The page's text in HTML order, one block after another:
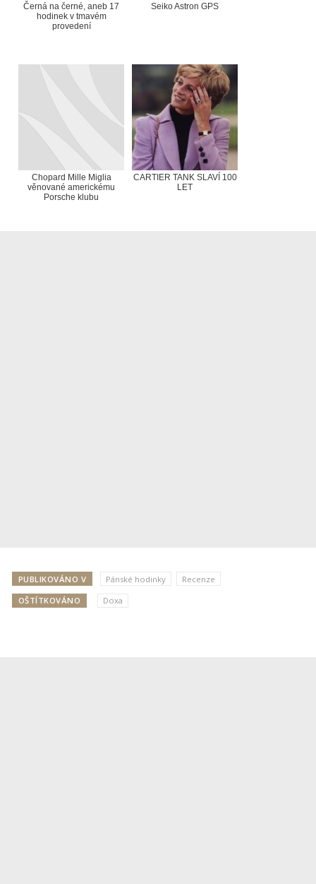
Černá na černé, aneb 17
hodinek v tmavém
provedení
Seiko Astron GPS
Chopard Mille Miglia
věnované americkému
Porsche klubu
CARTIER TANK SLAVÍ 100
LET
PUBLIKOVÁNO V Pánské hodinky Recenze
OŠTÍTKOVÁNO Doxa